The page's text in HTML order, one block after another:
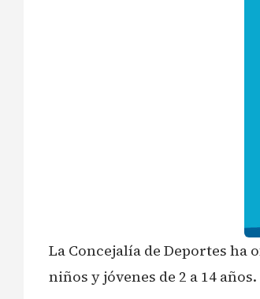
La Concejalía de Deportes
niños y jóvenes de 2 a 14 años.